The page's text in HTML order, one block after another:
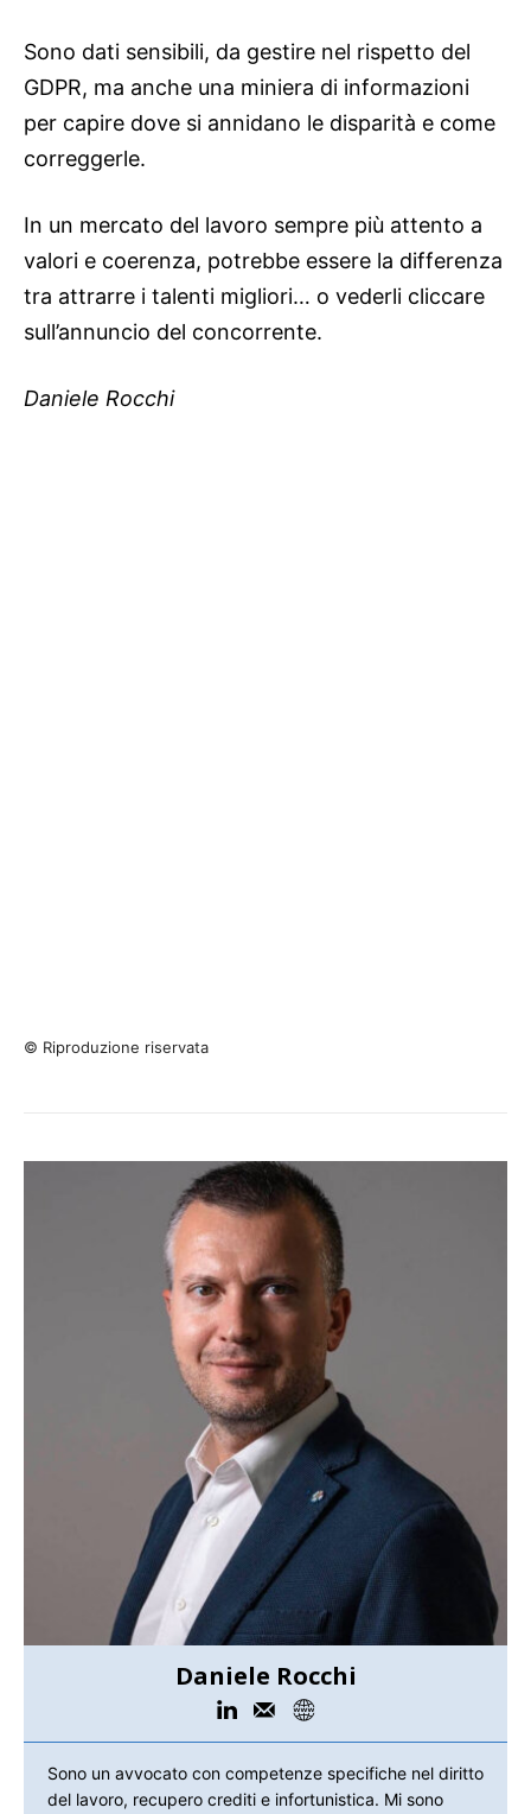
Sono dati sensibili, da gestire nel rispetto del
GDPR, ma anche una miniera di informazioni
per capire dove si annidano le disparità e come
correggerle.
In un mercato del lavoro sempre più attento a
valori e coerenza, potrebbe essere la differenza
tra attrarre i talenti migliori… o vederli cliccare
sull’annuncio del concorrente.
Daniele Rocchi
© Riproduzione riservata
Daniele Rocchi
Sono un avvocato con competenze specifiche nel diritto
del lavoro, recupero crediti e infortunistica. Mi sono